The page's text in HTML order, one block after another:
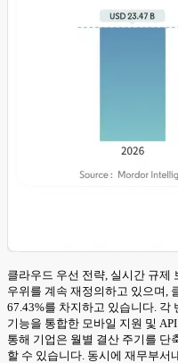
클라우드 우선 전략, 실시간 규제
우위를 계속 재정의하고 있으며,
67.43%를 차지하고 있습니다. 각
기능을 통합한 모바일 지원 및
통해 기업은 월별 결산 주기를 단
할 수 있습니다. 동시에 재무부서